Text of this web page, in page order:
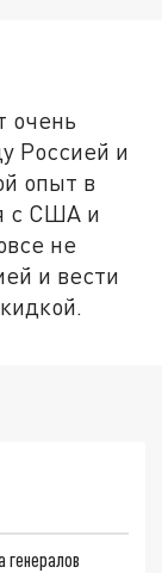
очень
Россией и
опыт в
с США и
не
и вести